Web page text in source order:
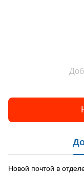
Новой почтой в